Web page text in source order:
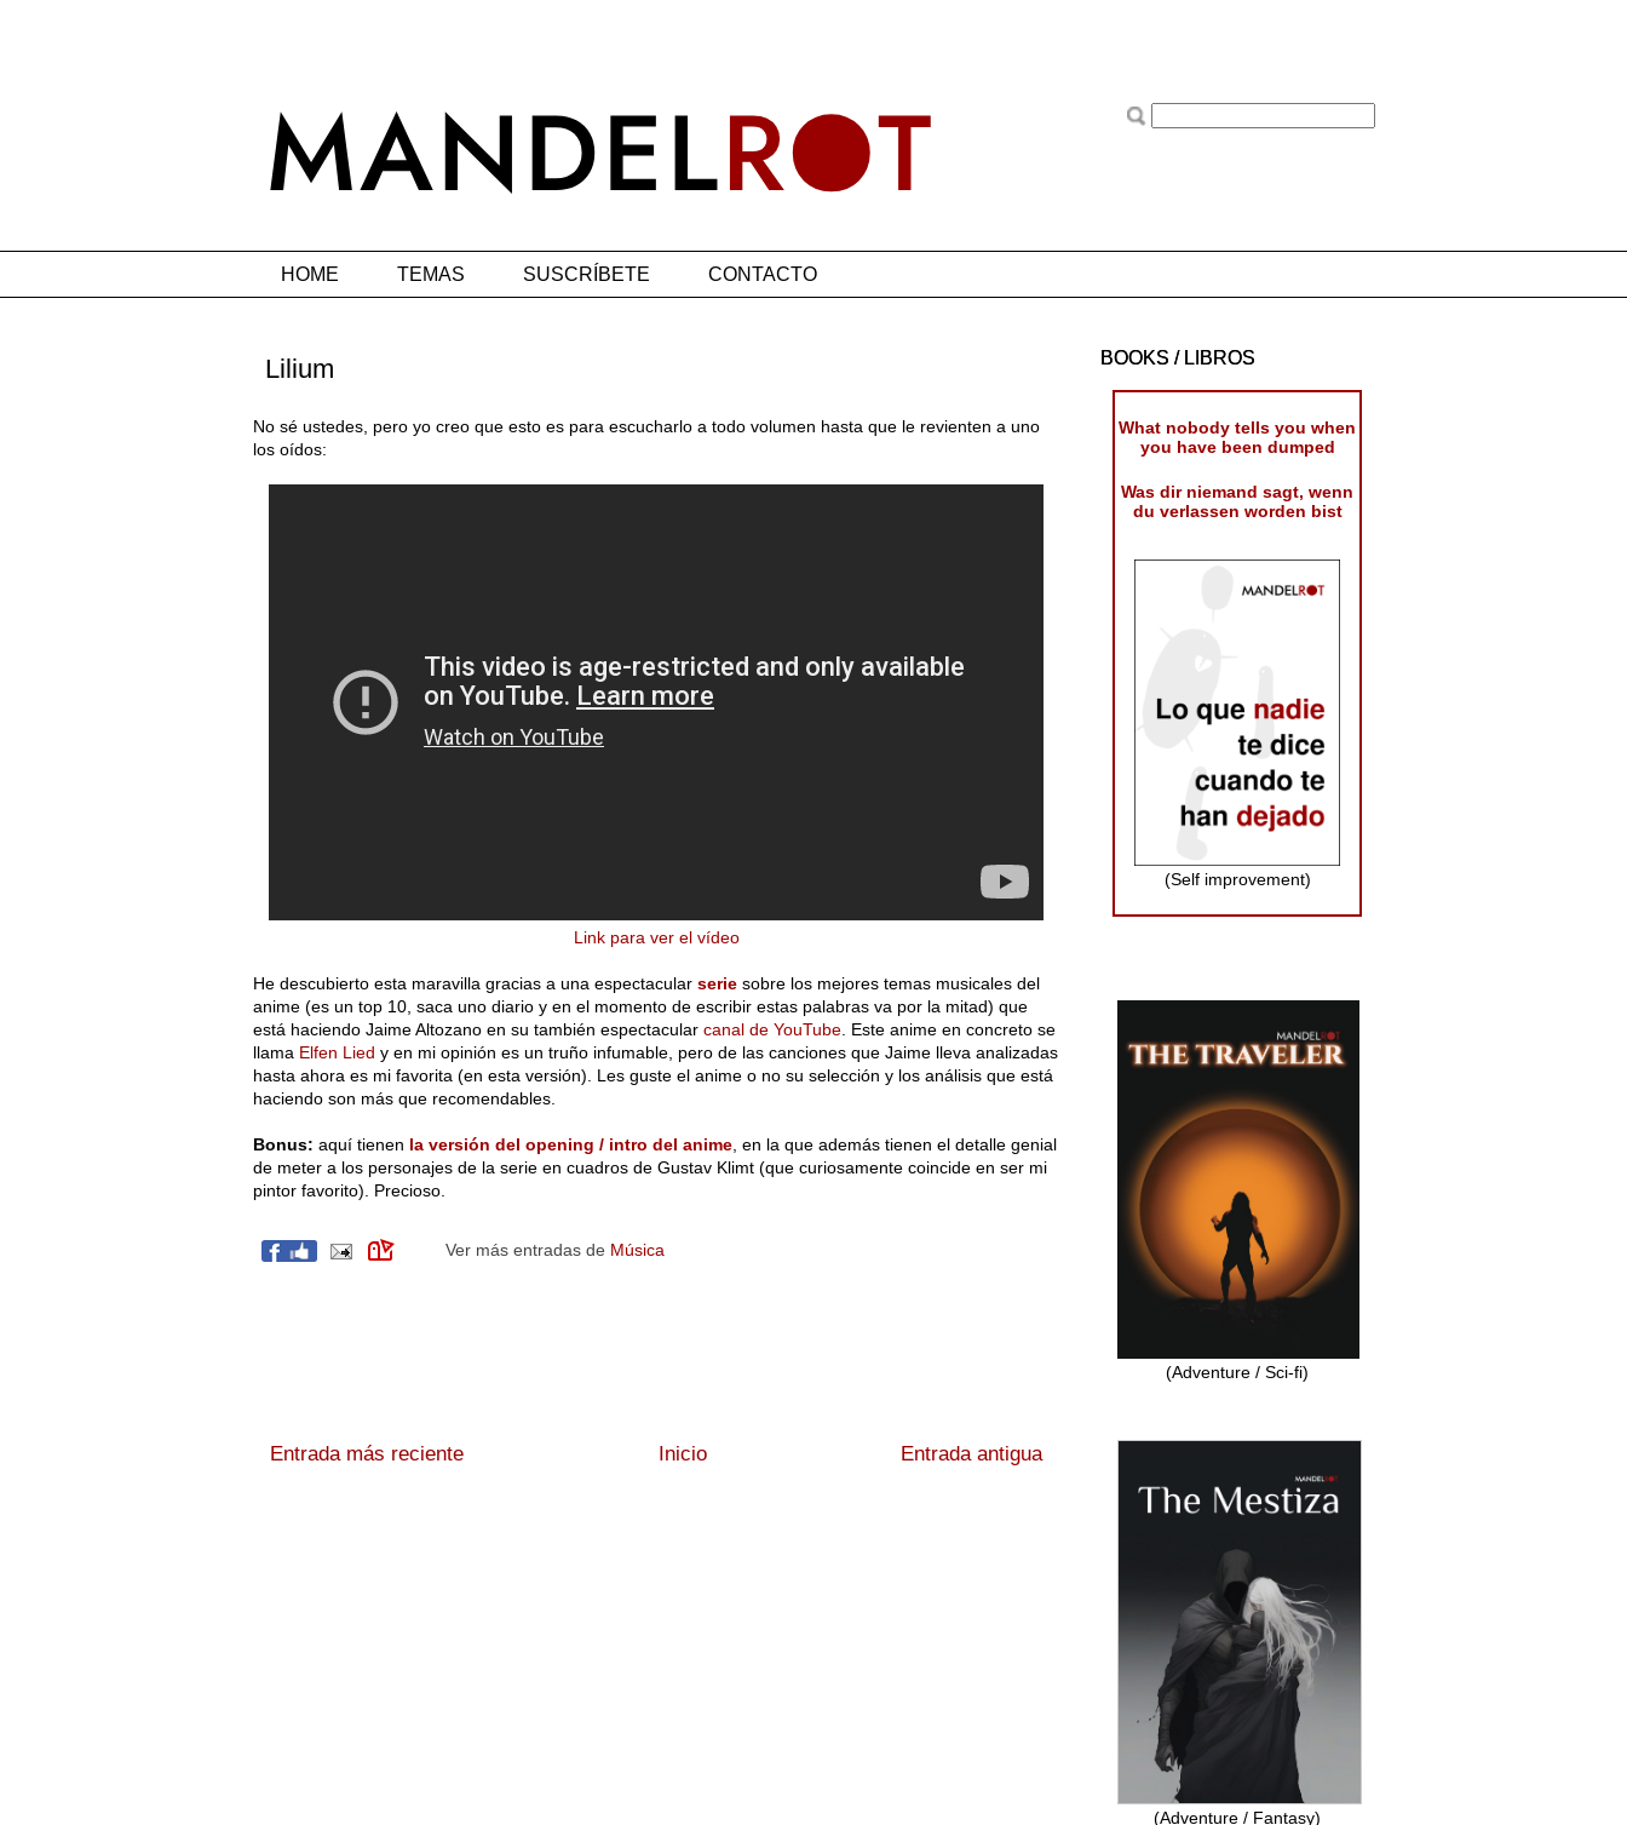
HOME TEMAS SUSCRÍBETE CONTACTO
Lilium
No sé ustedes, pero yo creo que esto es para escucharlo a todo volumen hasta que le revienten a uno
los oídos:
Link para ver el vídeo
He descubierto esta maravilla gracias a una espectacular serie sobre los mejores temas musicales del
anime (es un top 10, saca uno diario y en el momento de escribir estas palabras va por la mitad) que
está haciendo Jaime Altozano en su también espectacular canal de YouTube . Este anime en concreto se
llama Elfen Lied y en mi opinión es un truño infumable, pero de las canciones que Jaime lleva analizadas
hasta ahora es mi favorita (en esta versión). Les guste el anime o no su selección y los análisis que está
haciendo son más que recomendables.
Bonus: aquí tienen la versión del opening / intro del anime , en la que además tienen el detalle genial
de meter a los personajes de la serie en cuadros de Gustav Klimt (que curiosamente coincide en ser mi
pintor favorito). Precioso.
Ver más entradas de Música
Entrada más reciente Entrada antigua
Inicio
BOOKS / LIBROS
What nobody tells you when
you have been dumped
Was dir niemand sagt, wenn
du verlassen worden bist
(Self improvement)
(Adventure / Sci-fi)
(Adventure / Fantasy)